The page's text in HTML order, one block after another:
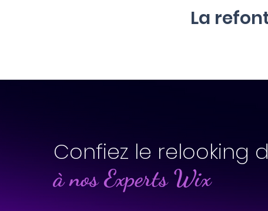
La
Confiez le relooking
à nos Experts Wix